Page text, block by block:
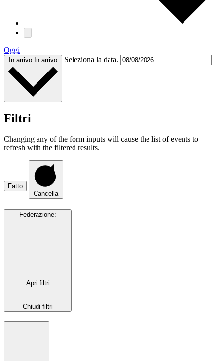
Oggi
In arrivo In arrivo Seleziona la data.
Filtri
Changing any of the form inputs will cause the list of events to
refresh with the filtered results.
Fatto
Cancella
Federazione:
Apri filtri
Chiudi filtri